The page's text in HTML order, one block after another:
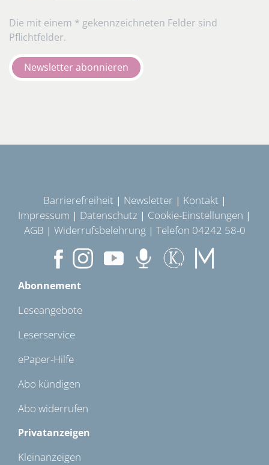
Die mit einem * gekennzeichneten Felder sind
Pflichtfelder.
Newsletter abonnieren
Barrierefreiheit | Newsletter| Kontakt |
Impressum | Datenschutz | Cookie-Einstellungen |
AGB | Widerrufsbelehrung| Telefon 04242 58-0
Abonnement
Leseangebote
Leserservice
ePaper-Hilfe
Abo kündigen
Abo widerrufen
Privatanzeigen
Kleinanzeigen